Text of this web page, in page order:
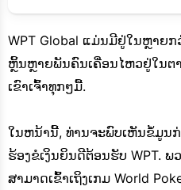
WPT Global ແມ່ນມີຢູ່ໃນຫຼາຍກ
ຫຼິ້ນຫຼາຍພັນຄົນເຄື່ອນໄຫວຢູ່ໃນຕ
ເຂົາເຈົ້າທຸກໆມື້.
ໃນຫນ້ານີ້, ທ່ານຈະພົບເຫັນຂໍ້ມູນ
ຮ້ອງຂໍເງິນຍິນດີຕ້ອນຮັບ WPT. ພ
ສາມາດເຂົ້າເຖິງເກມ World